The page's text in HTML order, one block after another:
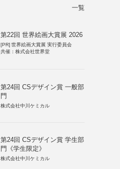
一覧
第22回 世界絵画大賞展 2026
[PR] 世界絵画大賞展 実行委員会
共催：株式会社世界堂
第24回 CSデザイン賞 一般部
門
株式会社中川ケミカル
第24回 CSデザイン賞 学生部
門《学生限定》
株式会社中川ケミカル